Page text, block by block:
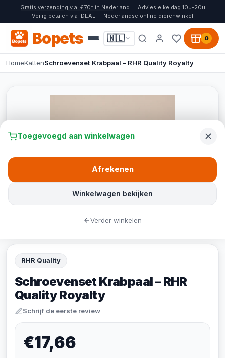
Gratis verzending v.a. €70* in Nederland
Advies elke dag 10u-20u
Veilig betalen via iDEAL
Nederlandse online dierenwinkel
Bopets 🇳🇱 0
HomeKattenSchroevenset Krabpaal – RHR Quality Royalty
RHR Quality
Schroevenset Krabpaal – RHR
Quality Royalty
Schrijf de eerste review
€17,66
Toegevoegd aan winkelwagen
Winkelwagen bekijken
Afrekenen
Verder winkelen